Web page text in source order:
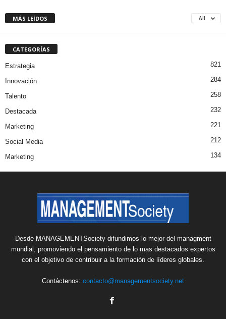
MÁS LEÍDOS All
CATEGORÍAS
Estrategia 821
Innovación 284
Talento 258
Destacada 232
Marketing 221
Social Media 212
Marketing 134
Desde MANAGEMENTSociety difundimos lo mejor del managment
mundial, promoviendo el pensamiento de lo mas destacados expertos
con el objetivo de contribuir a la formación de líderes globales.
Contáctenos: contacto@managementsociety.net